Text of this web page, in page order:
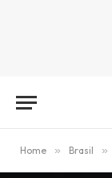
Home » Brasil »